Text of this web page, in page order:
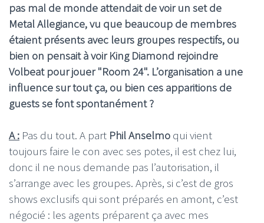
pas mal de monde attendait de voir un set de
Metal Allegiance, vu que beaucoup de membres
étaient présents avec leurs groupes respectifs, ou
bien on pensait à voir King Diamond rejoindre
Volbeat pour jouer "Room 24". L’organisation a une
influence sur tout ça, ou bien ces apparitions de
guests se font spontanément ?
A : Pas du tout. A part Phil Anselmo qui vient
toujours faire le con avec ses potes, il est chez lui,
donc il ne nous demande pas l’autorisation, il
s’arrange avec les groupes. Après, si c’est de gros
shows exclusifs qui sont préparés en amont, c’est
négocié : les agents préparent ça avec mes